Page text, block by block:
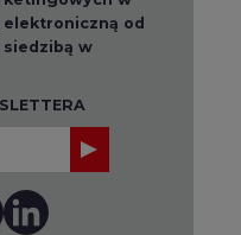
od
siedzibą w